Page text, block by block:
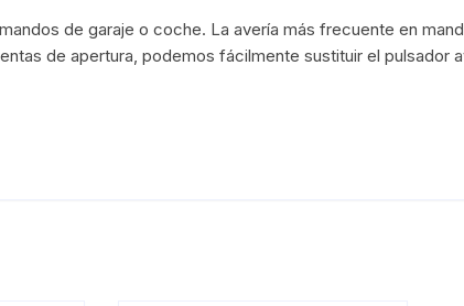
de garaje o coche. La avería más frecuente en
de apertura, podemos fácilmente sustituir el pulsador